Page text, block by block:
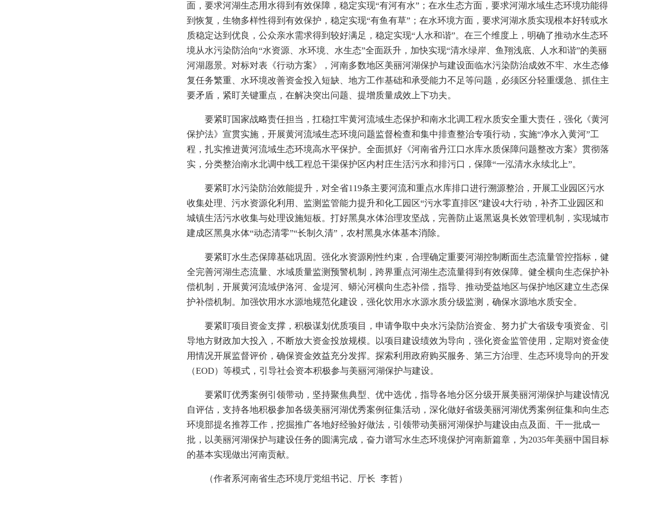
面，要求河湖生态用水得到有效保障，稳定实现“有河有水”；在水生态方面，要求河湖水域生态环境功能得
到恢复，生物多样性得到有效保护，稳定实现“有鱼有草”；在水环境方面，要求河湖水质实现根本好转或水
质稳定达到优良，公众亲水需求得到较好满足，稳定实现“人水和谐”。在三个维度上，明确了推动水生态环
境从水污染防治向“水资源、水环境、水生态”全面跃升，加快实现“清水绿岸、鱼翔浅底、人水和谐”的美丽
河湖愿景。对标对表《行动方案》，河南多数地区美丽河湖保护与建设面临水污染防治成效不牢、水生态修
复任务繁重、水环境改善资金投入短缺、地方工作基础和承受能力不足等问题，必须区分轻重缓急、抓住主
要矛盾，紧盯关键重点，在解决突出问题、提增质量成效上下功夫。
要紧盯国家战略责任担当，扛稳扛牢黄河流域生态保护和南水北调工程水质安全重大责任，强化《黄河
保护法》宣贯实施，开展黄河流域生态环境问题监督检查和集中排查整治专项行动，实施“净水入黄河”工
程，扎实推进黄河流域生态环境高水平保护。全面抓好《河南省丹江口水库水质保障问题整改方案》贯彻落
实，分类整治南水北调中线工程总干渠保护区内村庄生活污水和排污口，保障“一泓清水永续北上”。
要紧盯水污染防治效能提升，对全省119条主要河流和重点水库排口进行溯源整治，开展工业园区污水
收集处理、污水资源化利用、监测监管能力提升和化工园区“污水零直排区”建设4大行动，补齐工业园区和
城镇生活污水收集与处理设施短板。打好黑臭水体治理攻坚战，完善防止返黑返臭长效管理机制，实现城市
建成区黑臭水体“动态清零”“长制久清”，农村黑臭水体基本消除。
要紧盯水生态保障基础巩固。强化水资源刚性约束，合理确定重要河湖控制断面生态流量管控指标，健
全完善河湖生态流量、水域质量监测预警机制，跨界重点河湖生态流量得到有效保障。健全横向生态保护补
偿机制，开展黄河流域伊洛河、金堤河、蟒沁河横向生态补偿，指导、推动受益地区与保护地区建立生态保
护补偿机制。加强饮用水水源地规范化建设，强化饮用水水源水质分级监测，确保水源地水质安全。
要紧盯项目资金支撑，积极谋划优质项目，申请争取中央水污染防治资金、努力扩大省级专项资金、引
导地方财政加大投入，不断放大资金投放规模。以项目建设绩效为导向，强化资金监管使用，定期对资金使
用情况开展监督评价，确保资金效益充分发挥。探索利用政府购买服务、第三方治理、生态环境导向的开发
（EOD）等模式，引导社会资本积极参与美丽河湖保护与建设。
要紧盯优秀案例引领带动，坚持聚焦典型、优中选优，指导各地分区分级开展美丽河湖保护与建设情况
自评估，支持各地积极参加各级美丽河湖优秀案例征集活动，深化做好省级美丽河湖优秀案例征集和向生态
环境部提名推荐工作，挖掘推广各地好经验好做法，引领带动美丽河湖保护与建设由点及面、干一批成一
批，以美丽河湖保护与建设任务的圆满完成，奋力谱写水生态环境保护河南新篇章，为2035年美丽中国目标
的基本实现做出河南贡献。
（作者系河南省生态环境厅党组书记、厅长 李哲）